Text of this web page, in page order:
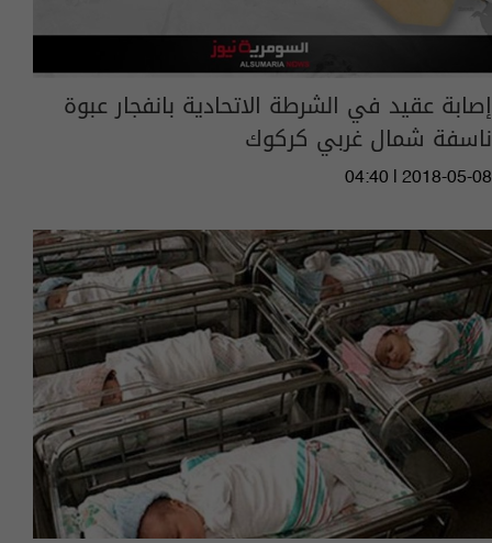
إصابة عقيد في الشرطة الاتحادية بانفجار عبوة
ناسفة شمال غربي كركوك
04:40 | 2018-05-08